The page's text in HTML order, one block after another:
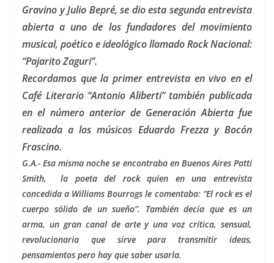
Gravino y Julio Bepré, se dio esta segunda entrevista
abierta a uno de los fundadores del movimiento
musical, poético e ideológico llamado Rock Nacional:
“Pajarito Zaguri”.
Recordamos que la primer entrevista en vivo en el
Café Literario “Antonio Aliberti” también publicada
en el número anterior de Generación Abierta fue
realizada a los músicos Eduardo Frezza y Bocón
Frascino.
G.A.- Esa misma noche se encontraba en Buenos Aires Patti
Smith, la poeta del rock quien en una entrevista
concedida a Williams Bourrogs le comentaba: “El rock es el
cuerpo sólido de un sueño”. También decía que es un
arma, un gran canal de arte y una voz crítica, sensual,
revolucionaria que sirve para transmitir ideas,
pensamientos pero hay que saber usarla.